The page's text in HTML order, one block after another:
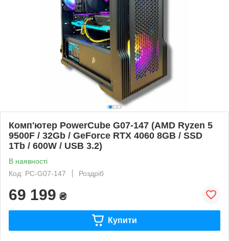
Комп'ютер PowerCube G07-147 (AMD Ryzen 5
9500F / 32Gb / GeForce RTX 4060 8GB / SSD
1Tb / 600W / USB 3.2)
В наявності
Код: PC-G07-147
Роздріб
69 199 ₴
Купити